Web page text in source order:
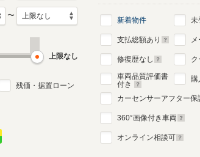
〜
上限なし
残価・据置ローン
新着物件
支払総額あり
修復歴なし
車両品質評価書
付き
未
ク
購
カーセンサーアフター保
360°画像付き車両
オンライン相談可